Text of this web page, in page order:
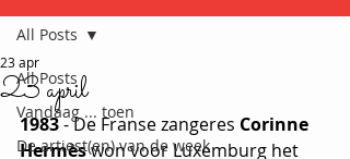
All Posts
Vandaag ... toen
De artiest(en) van de week
All Posts
23 april
23 apr
1983 - De Franse zangeres Corinne
Hermès won voor Luxemburg het